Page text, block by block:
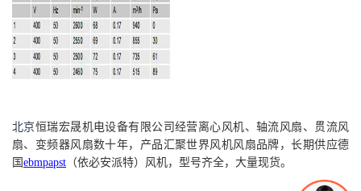
北京恒瑞宏晟机电设备有限公司经营离心风机、轴流风扇、贯流风
扇、变频器风扇数十年，产品汇聚世界风机风扇品牌，长期供应德
国 ebmpapst （依必安派特）风机，型号齐全，大量现货。